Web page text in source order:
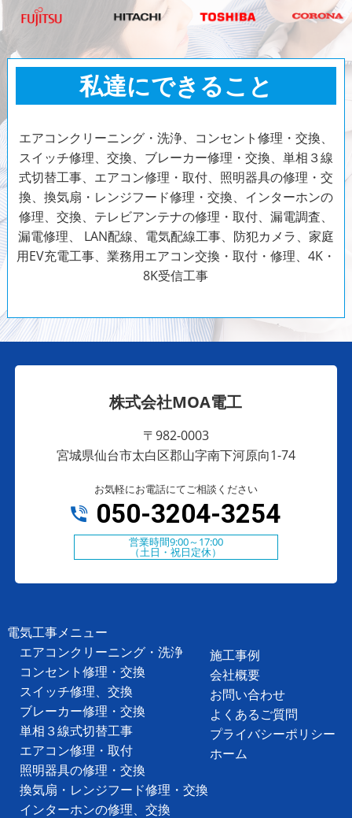
私達にできること
エアコンクリーニング・洗浄、コンセント修理・交換、
スイッチ修理、交換、ブレーカー修理・交換、単相３線
式切替工事、エアコン修理・取付、照明器具の修理・交
換、換気扇・レンジフード修理・交換、インターホンの
修理、交換、テレビアンテナの修理・取付、漏電調査、
漏電修理、 LAN配線、電気配線工事、防犯カメラ、家庭
用EV充電工事、業務用エアコン交換・取付・修理、4K・
8K受信工事
株式会社MOA電工
〒982-0003
宮城県仙台市太白区郡山字南下河原向1-74
お気軽にお電話にてご相談ください
050-3204-3254
営業時間9:00～17:00
（土日・祝日定休）
電気工事メニュー
エアコンクリーニング・洗浄
コンセント修理・交換
スイッチ修理、交換
ブレーカー修理・交換
単相３線式切替工事
エアコン修理・取付
照明器具の修理・交換
換気扇・レンジフード修理・交換
インターホンの修理、交換
施工事例
会社概要
お問い合わせ
よくあるご質問
プライバシーポリシー
ホーム